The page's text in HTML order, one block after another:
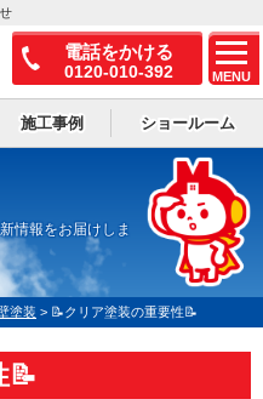
電話をかける
0120-010-392 MENU
施工事例 ショールーム
情報をお届けしま
塗装 > 📝クリア塗装の重要性📝
📝